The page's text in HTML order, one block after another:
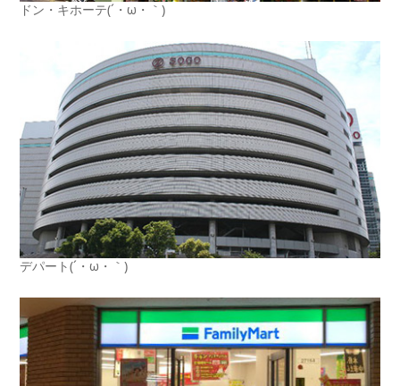
ドン・キホーテ(´・ω・｀)
デパート(´・ω・｀)